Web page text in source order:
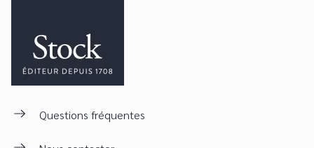
Questions fréquentes